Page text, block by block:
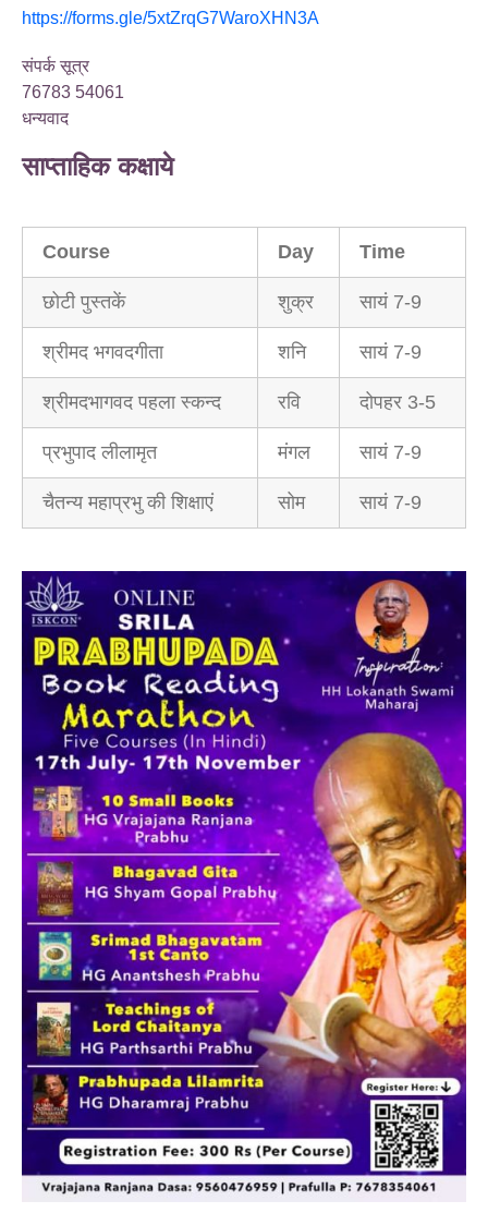
https://forms.gle/5xtZrqG7WaroXHN3A
संपर्क सूत्र
76783 54061
धन्यवाद
साप्ताहिक कक्षाये
Course Day Time
छोटी पुस्तकें शुक्र सायं 7-9
श्रीमद भगवदगीता शनि सायं 7-9
श्रीमदभागवद पहला स्कन्द रवि दोपहर 3-5
प्रभुपाद लीलामृत मंगल सायं 7-9
चैतन्य महाप्रभु की शिक्षाएं सोम सायं 7-9